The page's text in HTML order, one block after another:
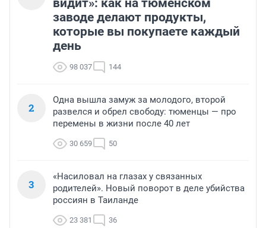
заводе делают продукты,
которые вы покупаете каждый
день
98 037 144
2
Одна вышла замуж за молодого, второй
развелся и обрел свободу: тюменцы — про
перемены в жизни после 40 лет
30 659 50
3
«Насиловал на глазах у связанных
родителей». Новый поворот в деле убийства
россиян в Таиланде
23 381 36